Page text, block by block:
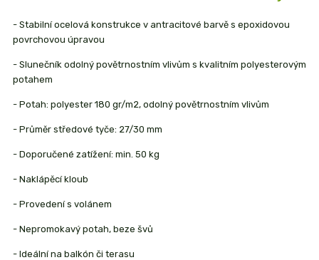
- Stabilní ocelová konstrukce v antracitové barvě s epoxidovou
povrchovou úpravou
- Slunečník odolný povětrnostním vlivům s kvalitním polyesterovým
potahem
- Potah: polyester 180 gr/m2, odolný povětrnostním vlivům
- Průměr středové tyče: 27/30 mm
- Doporučené zatížení: min. 50 kg
- Naklápěcí kloub
- Provedení s volánem
- Nepromokavý potah, beze švů
- Ideální na balkón či terasu